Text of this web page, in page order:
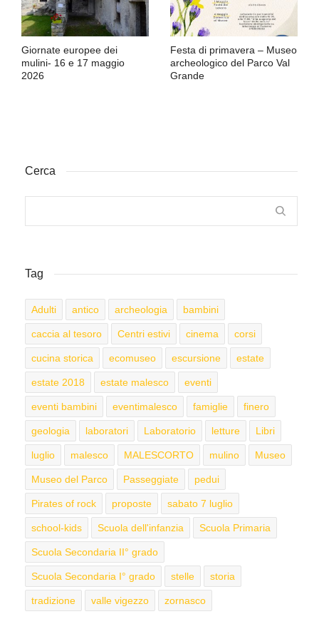
Giornate europee dei
mulini- 16 e 17 maggio
2026
Festa di primavera – Museo
archeologico del Parco Val
Grande
Cerca
Tag
Adulti antico archeologia bambini
caccia al tesoro Centri estivi cinema corsi
cucina storica ecomuseo escursione estate
estate 2018 estate malesco eventi
eventi bambini eventimalesco famiglie finero
geologia laboratori Laboratorio letture Libri
luglio malesco MALESCORTO mulino Museo
Museo del Parco Passeggiate pedui
Pirates of rock proposte sabato 7 luglio
school-kids Scuola dell'infanzia Scuola Primaria
Scuola Secondaria II° grado
Scuola Secondaria I° grado stelle storia
tradizione valle vigezzo zornasco